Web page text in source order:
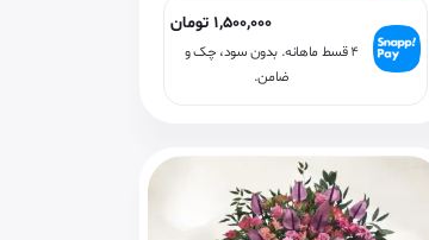
1,500,000 تومان
۴ قسط ماهانه. بدون سود، چک و
ضامن.